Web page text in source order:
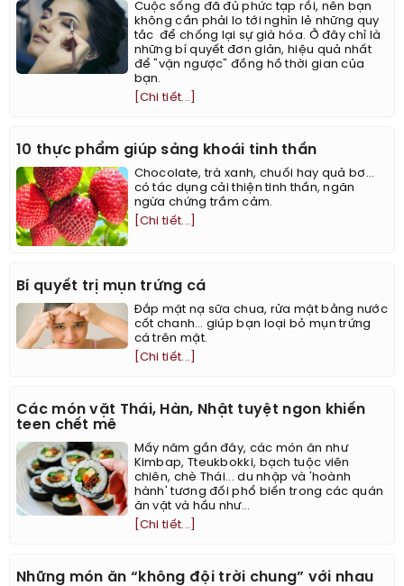
Cuộc sống đã đủ phức tạp rồi, nên bạn
không cần phải lo tới nghìn lẻ những quy
tắc để chống lại sự già hóa. Ở đây chỉ là
những bí quyết đơn giản, hiệu quả nhất
để "vặn ngược" đồng hồ thời gian của
bạn.
[Chi tiết...]
10 thực phẩm giúp sảng khoái tinh thần
Chocolate, trà xanh, chuối hay quả bơ...
có tác dụng cải thiện tinh thần, ngăn
ngừa chứng trầm cảm.
[Chi tiết...]
Bí quyết trị mụn trứng cá
Đắp mặt nạ sữa chua, rửa mặt bằng nước
cốt chanh… giúp bạn loại bỏ mụn trứng
cá trên mặt.
[Chi tiết...]
Các món vặt Thái, Hàn, Nhật tuyệt ngon khiến
teen chết mê
Mấy năm gần đây, các món ăn như
Kimbap, Tteukbokki, bạch tuộc viên
chiên, chè Thái... du nhập và 'hoành
hành' tương đối phổ biến trong các quán
ăn vặt và hầu như...
[Chi tiết...]
Những món ăn “không đội trời chung” với nhau